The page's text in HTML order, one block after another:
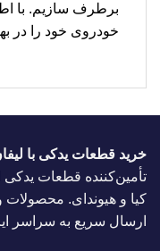
برطرف سازیم. با
خودروی خود را در
خرید قطعات یدکی با
تأمین‌کننده قطعات یدکی
کیا و هیوندای. محصولات
ارسال سریع به سراسر